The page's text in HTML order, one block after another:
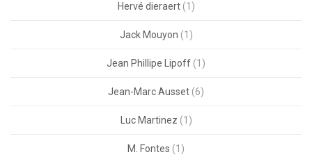
Hervé dieraert(1)
Jack Mouyon (1)
Jean Phillipe Lipoff (1)
Jean-Marc Ausset (6)
Luc Martinez (1)
M. Fontes (1)